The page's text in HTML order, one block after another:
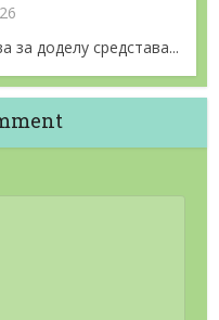
доделу средстава...